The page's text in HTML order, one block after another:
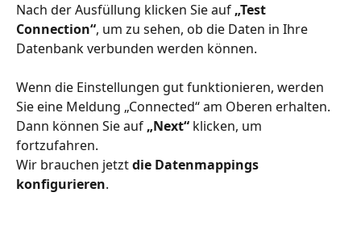
Nach der Ausfüllung klicken Sie auf „Test
Connection“, um zu sehen, ob die Daten in Ihre
Datenbank verbunden werden können.
Wenn die Einstellungen gut funktionieren, werden
Sie eine Meldung „Connected“ am Oberen erhalten.
Dann können Sie auf „Next“ klicken, um
fortzufahren.
Wir brauchen jetzt die Datenmappings
konfigurieren.